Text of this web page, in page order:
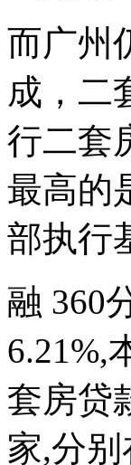
而广州
成，二
行二套
最高的
部执行
融 360
6.21%,
套房贷
家,分